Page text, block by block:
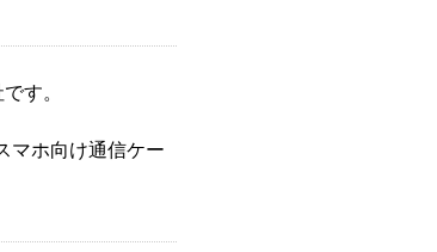
す。
マホ向け通信ケー